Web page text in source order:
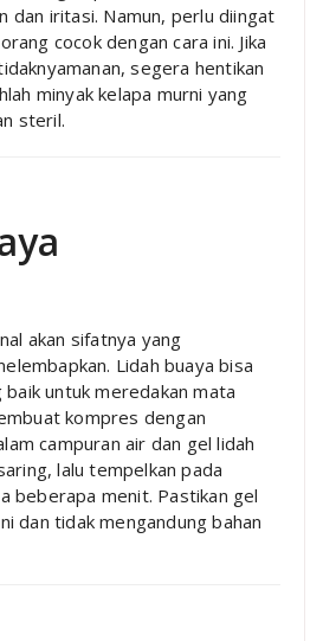
dan iritasi. Namun, perlu diingat
cocok dengan cara ini. Jika
segera hentikan
minyak kelapa murni yang
steril.
akan sifatnya yang
Lidah buaya bisa
baik untuk meredakan mata
kompres dengan
campuran air dan gel lidah
lalu tempelkan pada
beberapa menit. Pastikan gel
dan tidak mengandung bahan